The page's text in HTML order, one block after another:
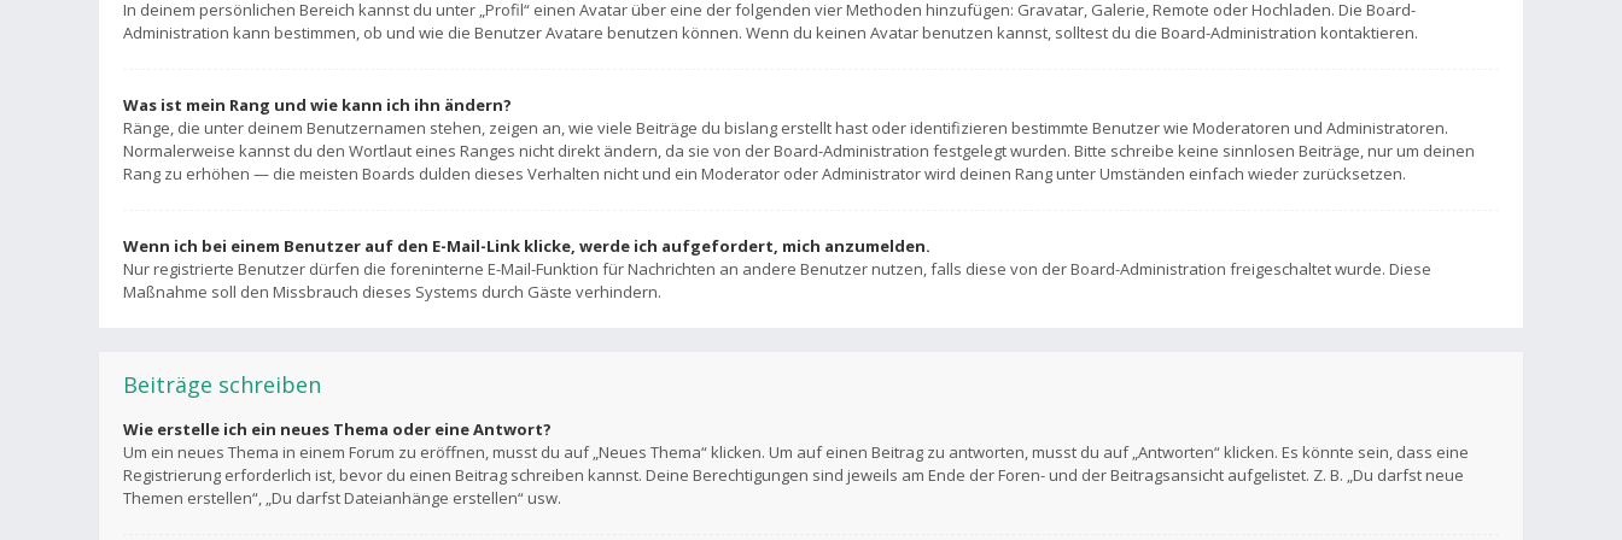
In deinem persönlichen Bereich kannst du unter „Profil“ einen Avatar über eine der folgenden vier Methoden hinzufügen: Gravatar, Galerie, Remote oder Hochladen. Die Board-
Administration kann bestimmen, ob und wie die Benutzer Avatare benutzen können. Wenn du keinen Avatar benutzen kannst, solltest du die Board-Administration kontaktieren.
Was ist mein Rang und wie kann ich ihn ändern?
Ränge, die unter deinem Benutzernamen stehen, zeigen an, wie viele Beiträge du bislang erstellt hast oder identifizieren bestimmte Benutzer wie Moderatoren und Administratoren.
Normalerweise kannst du den Wortlaut eines Ranges nicht direkt ändern, da sie von der Board-Administration festgelegt wurden. Bitte schreibe keine sinnlosen Beiträge, nur um deinen
Rang zu erhöhen — die meisten Boards dulden dieses Verhalten nicht und ein Moderator oder Administrator wird deinen Rang unter Umständen einfach wieder zurücksetzen.
Wenn ich bei einem Benutzer auf den E-Mail-Link klicke, werde ich aufgefordert, mich anzumelden.
Nur registrierte Benutzer dürfen die foreninterne E-Mail-Funktion für Nachrichten an andere Benutzer nutzen, falls diese von der Board-Administration freigeschaltet wurde. Diese
Maßnahme soll den Missbrauch dieses Systems durch Gäste verhindern.
Beiträge schreiben
Wie erstelle ich ein neues Thema oder eine Antwort?
Um ein neues Thema in einem Forum zu eröffnen, musst du auf „Neues Thema“ klicken. Um auf einen Beitrag zu antworten, musst du auf „Antworten“ klicken. Es könnte sein, dass eine
Registrierung erforderlich ist, bevor du einen Beitrag schreiben kannst. Deine Berechtigungen sind jeweils am Ende der Foren- und der Beitragsansicht aufgelistet. Z. B. „Du darfst neue
Themen erstellen“, „Du darfst Dateianhänge erstellen“ usw.